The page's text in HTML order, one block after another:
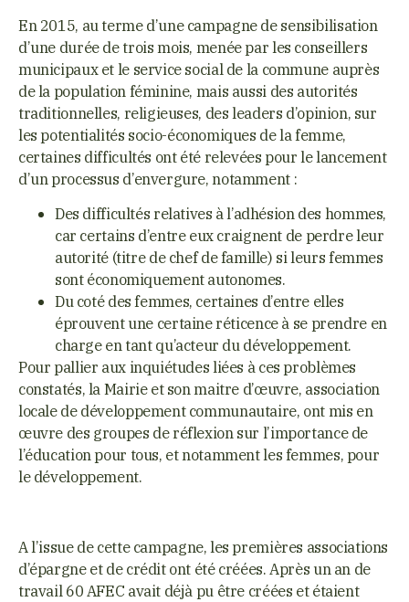
En 2015, au terme d’une campagne de sensibilisation
d’une durée de trois mois, menée par les conseillers
municipaux et le service social de la commune auprès
de la population féminine, mais aussi des autorités
traditionnelles, religieuses, des leaders d’opinion, sur
les potentialités socio-économiques de la femme,
certaines difficultés ont été relevées pour le lancement
d’un processus d’envergure, notamment :
Des difficultés relatives à l’adhésion des hommes,
car certains d’entre eux craignent de perdre leur
autorité (titre de chef de famille) si leurs femmes
sont économiquement autonomes.
Du coté des femmes, certaines d’entre elles
éprouvent une certaine réticence à se prendre en
charge en tant qu’acteur du développement.
Pour pallier aux inquiétudes liées à ces problèmes
constatés, la Mairie et son maitre d’œuvre, association
locale de développement communautaire, ont mis en
œuvre des groupes de réflexion sur l’importance de
l’éducation pour tous, et notamment les femmes, pour
le développement.
A l’issue de cette campagne, les premières associations
d’épargne et de crédit ont été créées. Après un an de
travail 60 AFEC avait déjà pu être créées et étaient